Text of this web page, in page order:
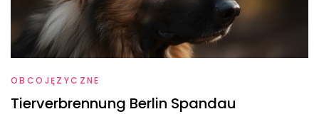
OBCOJĘZYCZNE
Tierverbrennung Berlin Spandau